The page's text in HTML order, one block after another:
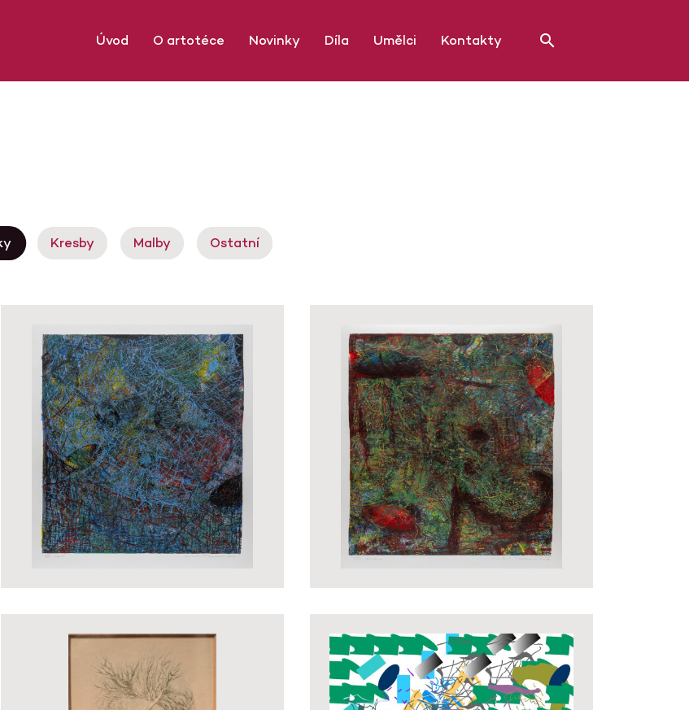
Úvod O artotéce Novinky Díla Umělci Kontakty
Kresby Malby Ostatní